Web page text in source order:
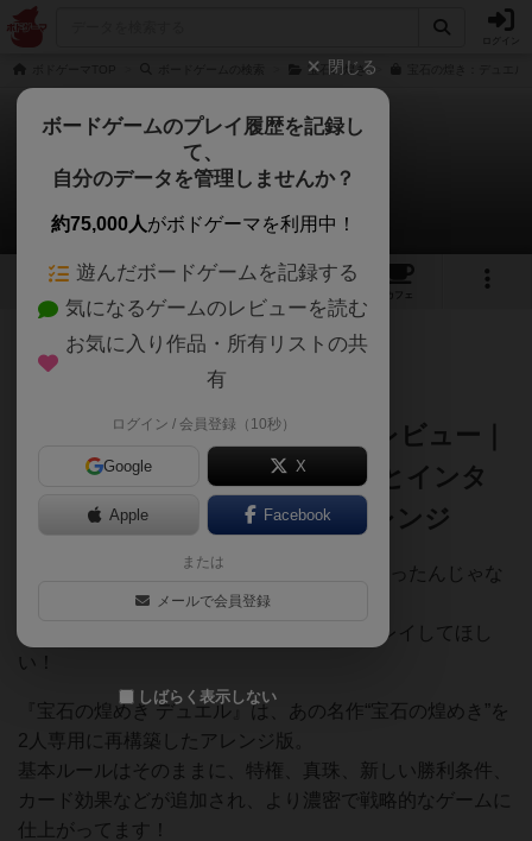
宝石の煌き
宝石の煌き：デュエル
Jampopoノブさんのレビュー
5 2 22
カフェ
301名 1名 0 1年以上前
💎『宝石の煌めき デュエル』レビュー｜
2人だけの贅沢バトル！緊張感とインタ
ラクションが詰まった上質アレンジ
「2人でやるには、オリジナル版でも十分だったんじゃな
そんなこと言ってた人（私含む）にこそプレイしてほし
い！
『宝石の煌めき デュエル』は、あの名作“宝石の煌めき”を
2人専用に再構築したアレンジ版。
基本ルールはそのままに、特権、真珠、新しい勝利条件、
カード効果などが追加され、より濃密で戦略的なゲームに
仕上がってます！
閉じる
ボードゲームのプレイ履歴を記録し
て、
自分のデータを管理しませんか？
約75,000人がボドゲーマを利用中！
遊んだボードゲームを記録する
気になるゲームのレビューを読む
お気に入り作品・所有リストの共
有
ログイン / 会員登録（10秒）
Google X
Apple Facebook
または
メールで会員登録
しばらく表示しない